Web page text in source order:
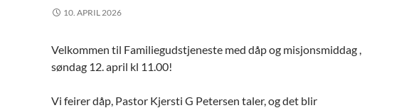
10. APRIL 2026
Velkommen til Familiegudstjeneste med dåp og misjonsmiddag ,
søndag 12. april kl 11.00!
Vi feirer dåp, Pastor Kjersti G Petersen taler, og det blir